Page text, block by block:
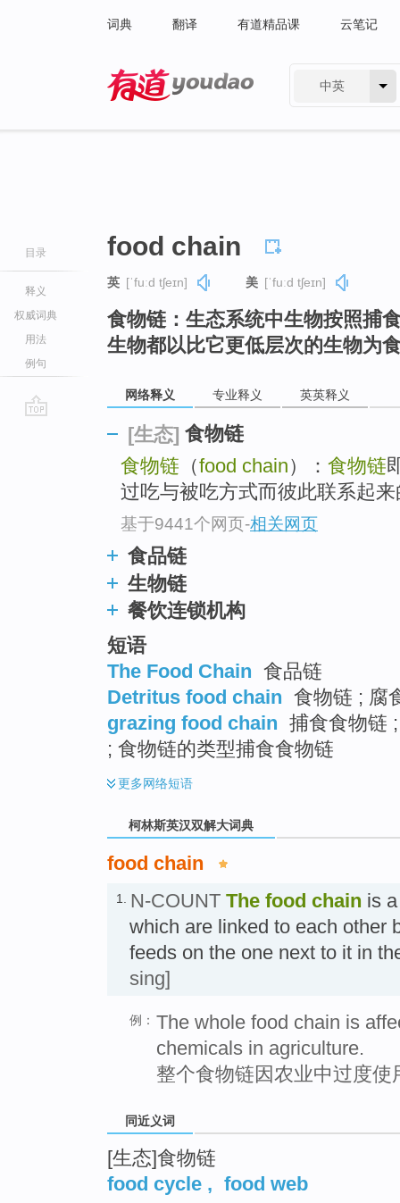
词典 翻译 有道精品课 云笔记
中英
目录
释义
权威词典
用法
例句
food chain
英 [ˈfuːd tʃeɪn] 美 [ˈfuːd tʃeɪn]
食物链：生态系统中生物按照捕
生物都以比它更低层次的生物为
网络释义 专业释义 英英释义
[生态] 食物链
食物链 （food chain）： 食物链
过吃与被吃方式而彼此联系起
基于9441个网页-相关网页
食品链
生物链
餐饮连锁机构
短语
The Food Chain 食品链
Detritus food chain 食物链 ; 腐
grazing food chain 捕食食物链
; 食物链的类型捕食食物链
更多网络短语
柯林斯英汉双解大词典
food chain
1. N-COUNT The food chain is
which are linked to each other
feeds on the one next to it in
sing]
例： The whole food chain is
chemicals in agriculture.
整个食物链因农业中过度
同近义词
[生态]食物链
food cycle , food web